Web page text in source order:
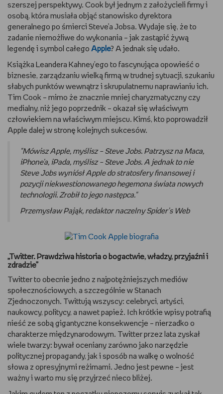
szerszej perspektywy. Cook był jednym z założycieli firmy i
osobą, która musiała objąć stanowisko dyrektora
generalnego po śmierci Steve’a Jobsa. Wydaje się, że to
zadanie niemożliwe do wykonania – jak zastąpić żywą
legendę i symbol całego Apple? A jednak się udało.
Książka Leandera Kahney'ego to fascynująca opowieść o
biznesie, zarządzaniu wielką firmą w trudnej sytuacji, szukaniu
słabych punktów wewnątrz i skrupulatnemu naprawianiu ich.
Tim Cook – mimo że znacznie mniej charyzmatyczny czy
medialny, niż jego poprzednik – okazał się właściwym
człowiekiem na właściwym miejscu. Kimś, kto poprowadził
Apple dalej w stronę kolejnych sukcesów.
"Mówisz Apple, myślisz – Steve Jobs. Patrzysz na Maca,
iPhone’a, iPada, myślisz – Steve Jobs. A jednak to nie
Steve Jobs wyniósł Apple do stratosfery finansowej i
pozycji niekwestionowanego hegemona świata nowych
technologii. Zrobił to jego następca."
Przemysław Pająk, redaktor naczelny Spider’s Web
„Twitter. Prawdziwa historia o bogactwie, władzy, przyjaźni i
zdradzie”
Twitter to obecnie jedno z najpotężniejszych mediów
społecznościowych, a szczególnie w Stanach
Zjednoczonych. Twittują wszyscy: celebryci, artyści,
naukowcy, politycy, a nawet papież. Ich krótkie wpisy potrafią
nieść ze sobą gigantyczne konsekwencje – nierzadko o
charakterze międzynarodowym. Twitter przez lata zyskał
wiele twarzy: bywał oceniany zarówno jako narzędzie
politycznej propagandy, jak i sposób na walkę o wolność
słowa z opresyjnymi reżimami. Jedno jest pewne – jest
ważny i warto mu się przyjrzeć nieco bliżej.